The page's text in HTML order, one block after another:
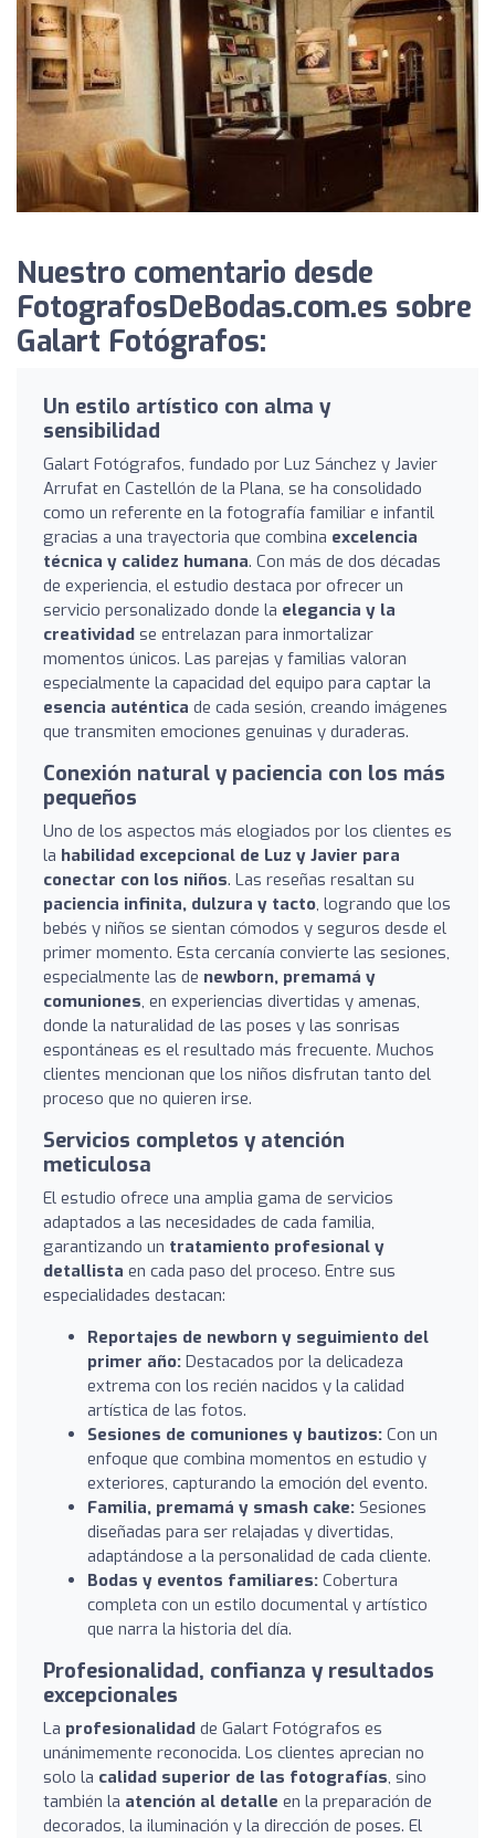
Nuestro comentario desde
FotografosDeBodas.com.es sobre
Galart Fotógrafos:
Un estilo artístico con alma y
sensibilidad
Galart Fotógrafos, fundado por Luz Sánchez y Javier
Arrufat en Castellón de la Plana, se ha consolidado
como un referente en la fotografía familiar e infantil
gracias a una trayectoria que combina excelencia
técnica y calidez humana. Con más de dos décadas
de experiencia, el estudio destaca por ofrecer un
servicio personalizado donde la elegancia y la
creatividad se entrelazan para inmortalizar
momentos únicos. Las parejas y familias valoran
especialmente la capacidad del equipo para captar la
esencia auténtica de cada sesión, creando imágenes
que transmiten emociones genuinas y duraderas.
Conexión natural y paciencia con los más
pequeños
Uno de los aspectos más elogiados por los clientes es
la habilidad excepcional de Luz y Javier para
conectar con los niños. Las reseñas resaltan su
paciencia infinita, dulzura y tacto, logrando que los
bebés y niños se sientan cómodos y seguros desde el
primer momento. Esta cercanía convierte las sesiones,
especialmente las de newborn, premamá y
comuniones, en experiencias divertidas y amenas,
donde la naturalidad de las poses y las sonrisas
espontáneas es el resultado más frecuente. Muchos
clientes mencionan que los niños disfrutan tanto del
proceso que no quieren irse.
Servicios completos y atención
meticulosa
El estudio ofrece una amplia gama de servicios
adaptados a las necesidades de cada familia,
garantizando un tratamiento profesional y
detallista en cada paso del proceso. Entre sus
especialidades destacan:
Reportajes de newborn y seguimiento del
primer año: Destacados por la delicadeza
extrema con los recién nacidos y la calidad
artística de las fotos.
Sesiones de comuniones y bautizos: Con un
enfoque que combina momentos en estudio y
exteriores, capturando la emoción del evento.
Familia, premamá y smash cake: Sesiones
diseñadas para ser relajadas y divertidas,
adaptándose a la personalidad de cada cliente.
Bodas y eventos familiares: Cobertura
completa con un estilo documental y artístico
que narra la historia del día.
Profesionalidad, confianza y resultados
excepcionales
La profesionalidad de Galart Fotógrafos es
unánimemente reconocida. Los clientes aprecian no
solo la calidad superior de las fotografías, sino
también la atención al detalle en la preparación de
decorados, la iluminación y la dirección de poses. El